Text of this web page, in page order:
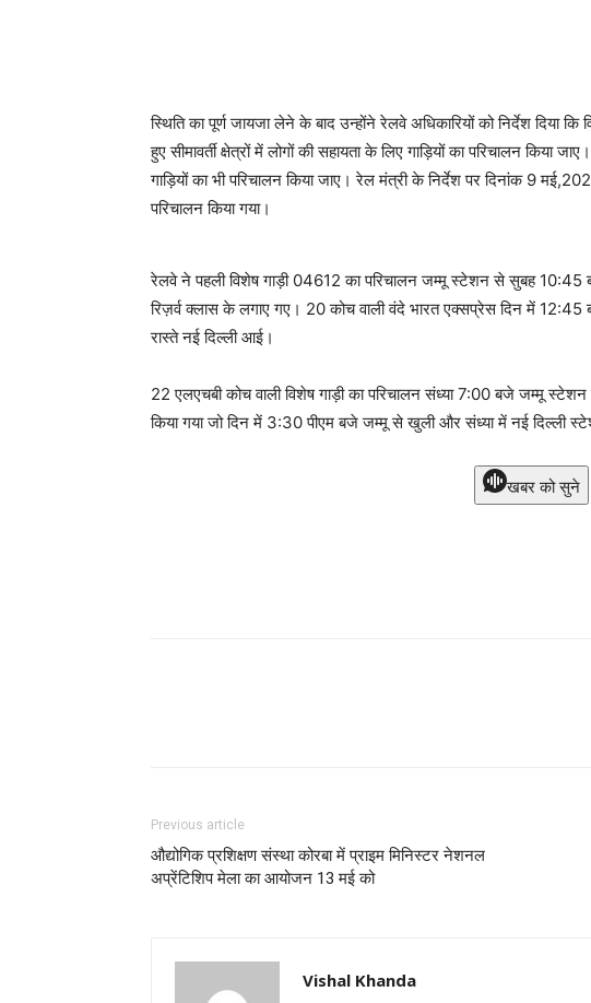
स्थिति का पूर्ण जायजा लेने के बाद उन्होंने रेलवे अधिकारियों को निर्देश दिया
हुए सीमावर्ती क्षेत्रों में लोगों की सहायता के लिए गाड़ियों का परिचालन किया
गाड़ियों का भी परिचालन किया जाए। रेल मंत्री के निर्देश पर दिनांक 9
परिचालन किया गया।
रेलवे ने पहली विशेष गाड़ी 04612 का परिचालन जम्मू स्टेशन से सुबह 10:45
रिज़र्व क्लास के लगाए गए। 20 कोच वाली वंदे भारत एक्सप्रेस दिन में
रास्ते नई दिल्ली आई।
22 एलएचबी कोच वाली विशेष गाड़ी का परिचालन संध्या 7:00 बजे जम्मू
किया गया जो दिन में 3:30 पीएम बजे जम्मू से खुली और संध्या में नई दिल्ली
खबर को सुने
Previous article
औद्योगिक प्रशिक्षण संस्था कोरबा में प्राइम मिनिस्टर नेशनल
अप्रेंटिशिप मेला का आयोजन 13 मई को
Vishal Khanda